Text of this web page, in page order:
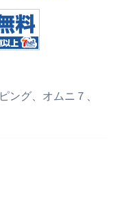
ング、オムニ７、